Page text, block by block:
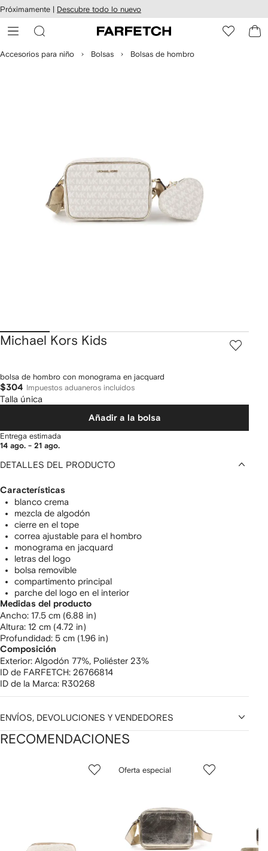
al
Próximamente | Descubre todo lo nuevo
Accesorios para niño Bolsas Bolsas de hombro
Michael Kors Kids
bolsa de hombro con monograma en jacquard
$304 Impuestos aduaneros incluidos
Talla única
Añadir a la bolsa
Entrega estimada
14 ago. - 21 ago.
DETALLES DEL PRODUCTO
Características
blanco crema
mezcla de algodón
cierre en el tope
correa ajustable para el hombro
monograma en jacquard
letras del logo
bolsa removible
compartimento principal
parche del logo en el interior
Medidas del producto
ancho: 17.5 cm (6.88 in)
altura: 12 cm (4.72 in)
profundidad: 5 cm (1.96 in)
Composición
Exterior: Algodón 77%, Poliéster 23%
ID de FARFETCH: 26766814
ID de la Marca: R30268
ENVÍOS, DEVOLUCIONES Y VENDEDORES
RECOMENDACIONES
de
Oferta especial